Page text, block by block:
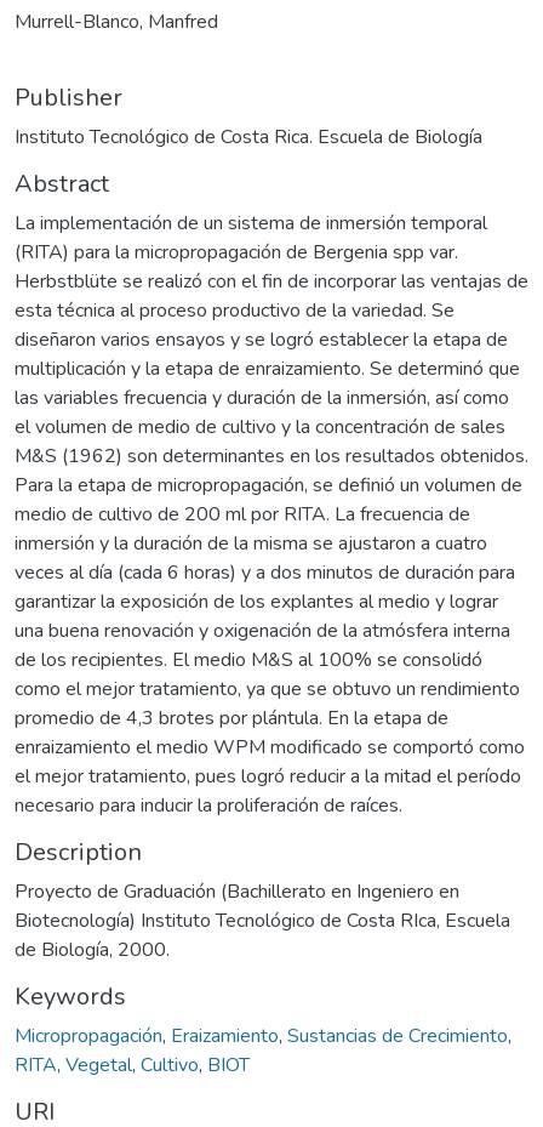
Murrell-Blanco, Manfred
Publisher
Instituto Tecnológico de Costa Rica. Escuela de Biología
Abstract
La implementación de un sistema de inmersión temporal
(RITA) para la micropropagación de Bergenia spp var.
Herbstblüte se realizó con el fin de incorporar las ventajas de
esta técnica al proceso productivo de la variedad. Se
diseñaron varios ensayos y se logró establecer la etapa de
multiplicación y la etapa de enraizamiento. Se determinó que
las variables frecuencia y duración de la inmersión, así como
el volumen de medio de cultivo y la concentración de sales
M&S (1962) son determinantes en los resultados obtenidos.
Para la etapa de micropropagación, se definió un volumen de
medio de cultivo de 200 ml por RITA. La frecuencia de
inmersión y la duración de la misma se ajustaron a cuatro
veces al día (cada 6 horas) y a dos minutos de duración para
garantizar la exposición de los explantes al medio y lograr
una buena renovación y oxigenación de la atmósfera interna
de los recipientes. El medio M&S al 100% se consolidó
como el mejor tratamiento, ya que se obtuvo un rendimiento
promedio de 4,3 brotes por plántula. En la etapa de
enraizamiento el medio WPM modificado se comportó como
el mejor tratamiento, pues logró reducir a la mitad el período
necesario para inducir la proliferación de raíces.
Description
Proyecto de Graduación (Bachillerato en Ingeniero en
Biotecnología) Instituto Tecnológico de Costa RIca, Escuela
de Biología, 2000.
Keywords
Micropropagación, Eraizamiento, Sustancias de Crecimiento,
RITA, Vegetal, Cultivo, BIOT
URI